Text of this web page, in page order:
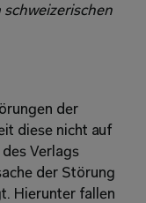
der
diese nicht auf
Verlags
der Störung
Hierunter fallen